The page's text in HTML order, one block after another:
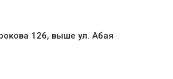
126, выше ул. Абая